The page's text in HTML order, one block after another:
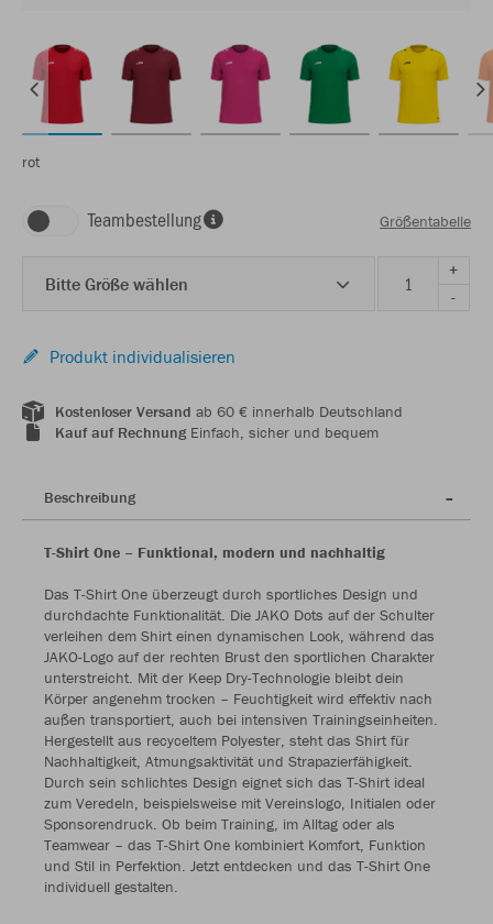
rot
Teambestellung Größentabelle
Bitte Größe wählen
+
-
Produkt individualisieren
Kostenloser Versand ab 60 € innerhalb Deutschland
Kauf auf RechnungEinfach, sicher und bequem
Beschreibung
T-Shirt One – Funktional, modern und nachhaltig
Das T-Shirt One überzeugt durch sportliches Design und
durchdachte Funktionalität. Die JAKO Dots auf der Schulter
verleihen dem Shirt einen dynamischen Look, während das
JAKO-Logo auf der rechten Brust den sportlichen Charakter
unterstreicht. Mit der Keep Dry-Technologie bleibt dein
Körper angenehm trocken – Feuchtigkeit wird effektiv nach
außen transportiert, auch bei intensiven Trainingseinheiten.
Hergestellt aus recyceltem Polyester, steht das Shirt für
Nachhaltigkeit, Atmungsaktivität und Strapazierfähigkeit.
Durch sein schlichtes Design eignet sich das T-Shirt ideal
zum Veredeln, beispielsweise mit Vereinslogo, Initialen oder
Sponsorendruck. Ob beim Training, im Alltag oder als
Teamwear – das T-Shirt One kombiniert Komfort, Funktion
und Stil in Perfektion. Jetzt entdecken und das T-Shirt One
individuell gestalten.